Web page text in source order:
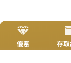
立即來電